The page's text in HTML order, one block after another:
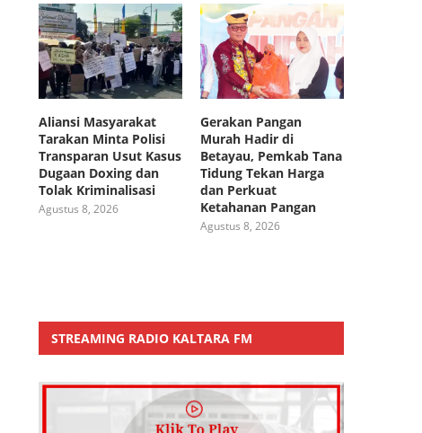
Aliansi Masyarakat
Tarakan Minta Polisi
Transparan Usut Kasus
Dugaan Doxing dan
Tolak Kriminalisasi
Agustus 8, 2026
Gerakan Pangan
Murah Hadir di
Betayau, Pemkab Tana
Tidung Tekan Harga
dan Perkuat
Ketahanan Pangan
Agustus 8, 2026
STREAMING RADIO KALTARA FM